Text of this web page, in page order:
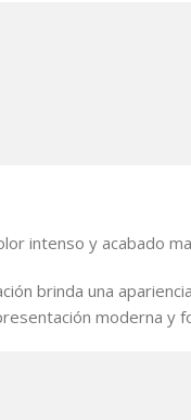
intenso y acabado
brinda una
moderna